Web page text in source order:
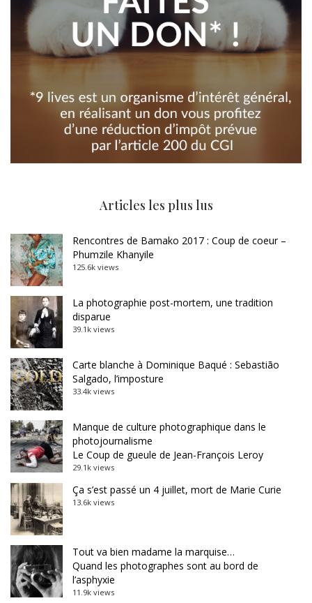
Articles les plus lus
Rencontres de Bamako 2017 : Coup de coeur –
Phumzile Khanyile
125.6k views
La photographie post-mortem, une tradition
disparue
39.1k views
Carte blanche à Dominique Baqué : Sebastião
Salgado, l’imposture
33.4k views
Manque de culture photographique dans le
photojournalisme
Le Coup de gueule de Jean-François Leroy
29.1k views
Ça s’est passé un 4 juillet, mort de Marie Curie
13.6k views
Tout va bien madame la marquise…
Quand les photographes sont au bord de
l’asphyxie
11.9k views